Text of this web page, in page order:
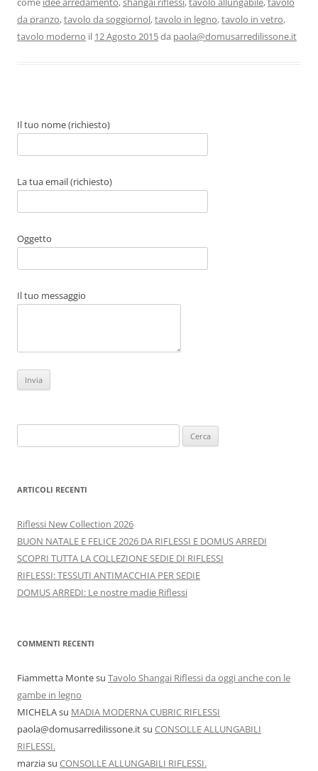
b
o
d
o
vi
di
da pranzo,tavolo da soggiornol,tavolo in legno,tavolo in vetro,
tavolo moderno il 12 Agosto 2015da paola@domusarredilissone.it
Il tuo nome (richiesto)
La tua email (richiesto)
Oggetto
Il tuo messaggio
per:
ARTICOLI RECENTI
Riflessi New Collection 2026
BUON NATALE E FELICE 2026 DA RIFLESSI E DOMUS ARREDI
SCOPRI TUTTA LA COLLEZIONE SEDIE DI RIFLESSI
RIFLESSI: TESSUTI ANTIMACCHIA PER SEDIE
DOMUS ARREDI: Le nostre madie Riflessi
COMMENTI RECENTI
Fiammetta Montesu Tavolo Shangai Riflessi da oggi anche con le
gambe in legno
MICHELAsu MADIA MODERNA CUBRIC RIFLESSI
paola@domusarredilissone.itsu CONSOLLE ALLUNGABILI
RIFLESSI.
marziasu CONSOLLE ALLUNGABILI RIFLESSI.